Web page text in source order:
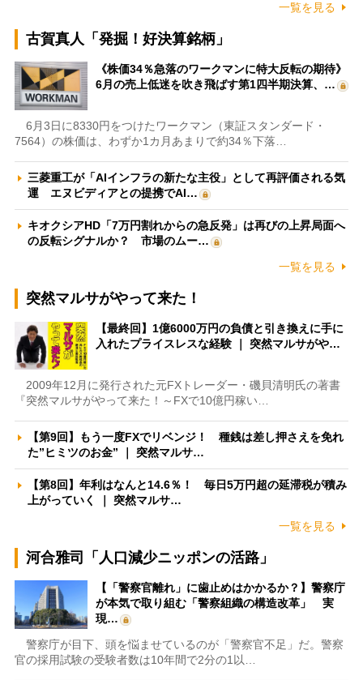
一覧を見る
古賀真人「発掘！好決算銘柄」
《株価34％急落のワークマンに特大反転の期待》
6月の売上低迷を吹き飛ばす第1四半期決算、…
6月3日に8330円をつけたワークマン（東証スタンダード・
7564）の株価は、わずか1カ月あまりで約34％下落…
三菱重工が「AIインフラの新たな主役」として再評価される気
運 エヌビディアとの提携でAI…
キオクシアHD「7万円割れからの急反発」は再びの上昇局面へ
の反転シグナルか？ 市場のムー…
一覧を見る
突然マルサがやって来た！
【最終回】1億6000万円の負債と引き換えに手に
入れたプライスレスな経験 ｜ 突然マルサがや…
2009年12月に発行された元FXトレーダー・磯貝清明氏の著書
『突然マルサがやって来た！～FXで10億円稼い…
【第9回】もう一度FXでリベンジ！ 種銭は差し押さえを免れ
た”ヒミツのお金” ｜ 突然マルサ…
【第8回】年利はなんと14.6％！ 毎日5万円超の延滞税が積み
上がっていく ｜ 突然マルサ…
一覧を見る
河合雅司「人口減少ニッポンの活路」
【「警察官離れ」に歯止めはかかるか？】警察庁
が本気で取り組む「警察組織の構造改革」 実
現…
警察庁が目下、頭を悩ませているのが「警察官不足」だ。警察
官の採用試験の受験者数は10年間で2分の1以…